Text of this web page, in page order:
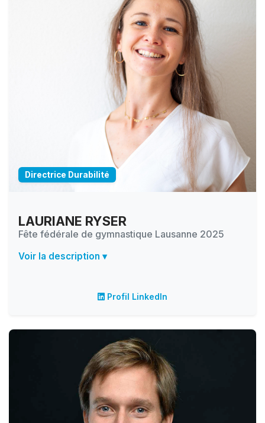
Directrice Durabilité
LAURIANE RYSER
Fête fédérale de gymnastique Lausanne 2025
Voir la description ▾
Profil LinkedIn